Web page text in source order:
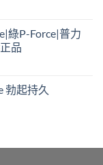
綠P-Force|普力
品
勃起持久